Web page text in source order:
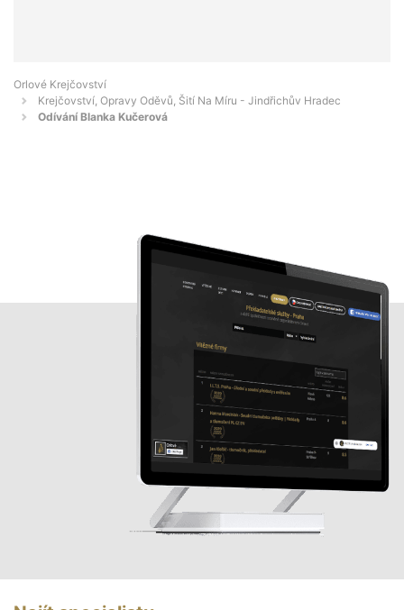
Orlové Krejčovství
Krejčovství, Opravy Oděvů, Šití Na Míru - Jindřichův Hradec
Odívání Blanka Kučerová